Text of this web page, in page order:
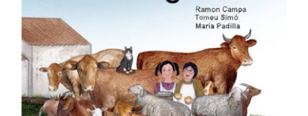
Puntuat
amb4.00
de 5
AFEGEIX A LA CISTELLA
/
DETALLS